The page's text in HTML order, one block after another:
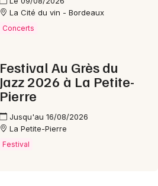
La Cité du vin - Bordeaux
Concerts
Festival Au Grès du
Jazz 2026 à La Petite-
Pierre
Jusqu'au 16/08/2026
La Petite-Pierre
Festival